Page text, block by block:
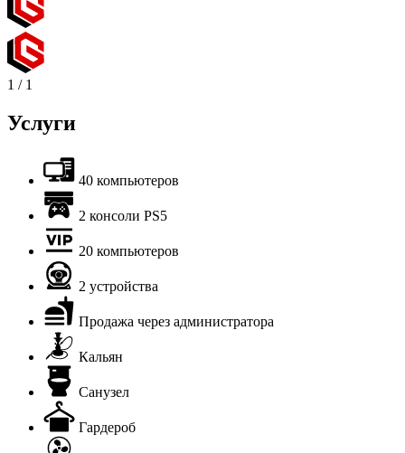
1 / 1
Услуги
40 компьютеров
2 консоли PS5
20 компьютеров
2 устройства
Продажа через администратора
Кальян
Санузел
Гардероб